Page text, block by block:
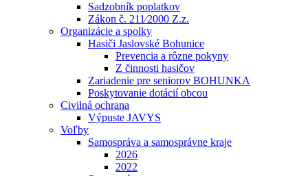
Sadzobník poplatkov
Zákon č. 211⁄2000 Z.z.
Organizácie a spolky
Hasiči Jaslovské Bohunice
Prevencia a rôzne pokyny
Z činnosti hasičov
Zariadenie pre seniorov BOHUNKA
Poskytovanie dotácií obcou
Civilná ochrana
Výpuste JAVYS
Voľby
Samospráva a samosprávne kraje
2026
2022